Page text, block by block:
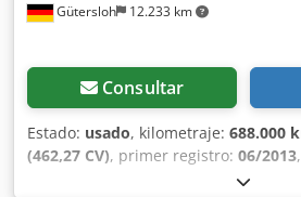
Gütersloh 12.233 km
Consultar
Estado: usado, kilometraje: 688.000
(462,27 CV), primer registro: 06/2013
15.500 kg